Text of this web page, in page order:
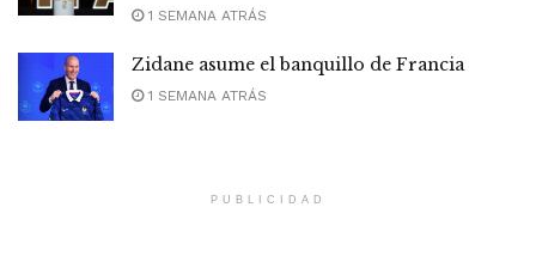
1 SEMANA ATRÁS
Zidane asume el banquillo de Francia
1 SEMANA ATRÁS
PUBLICIDAD